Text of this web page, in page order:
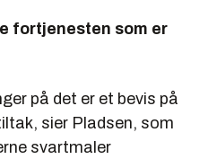
fortjenesten som er
på det er et bevis på
sier Pladsen, som
svartmaler